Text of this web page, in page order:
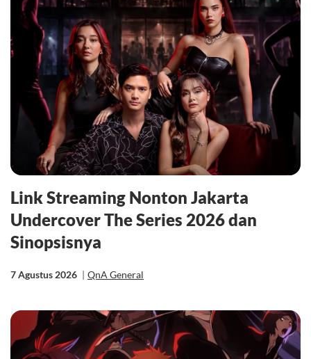
Link Streaming Nonton Jakarta
Undercover The Series 2026 dan
Sinopsisnya
7 Agustus 2026 | QnA General